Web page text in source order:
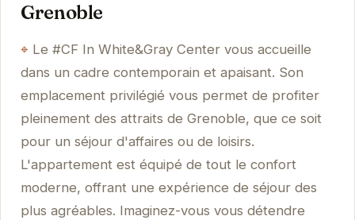
Grenoble
Le #CF In White&Gray Center vous accueille
dans un cadre contemporain et apaisant. Son
emplacement privilégié vous permet de profiter
pleinement des attraits de Grenoble, que ce soit
pour un séjour d'affaires ou de loisirs.
L'appartement est équipé de tout le confort
moderne, offrant une expérience de séjour des
plus agréables. Imaginez-vous vous détendre